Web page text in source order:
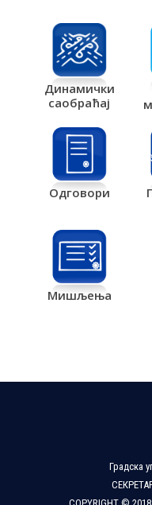
Динамички
саобраћај
Одговори
Мишљења
Градска